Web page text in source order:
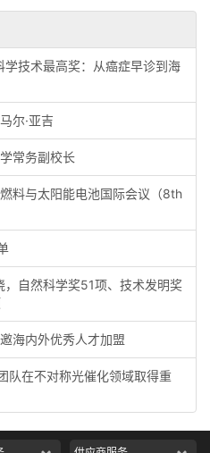
技术最高奖：从癌症早诊到海
尔·亚吉
常务副校长
料与太阳能电池国际会议（8th
自然科学奖51项、技术发明奖
海内外优秀人才加盟
队在不对称光催化领域取得重